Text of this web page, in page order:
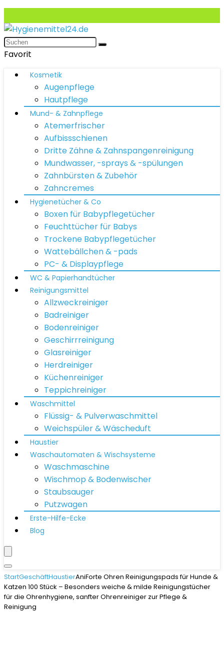
Favorit
Kosmetik
Augenpflege
Hautpflege
Mund- & Zahnpflege
Atemerfrischer
Aufbissschienen
Dritte Zähne & Zahnspangenreinigung
Mundwasser, -sprays & -spülungen
Zahnbürsten & Zubehör
Zahncremes
Hygienetücher & Co
Boxen für Babypflegetücher
Feuchttücher für Babys
Trockene Babypflegetücher
Wattebällchen & -pads
PC- & Displaypflege
WC & Papierhandtücher
Reinigungsmittel
Allzweckreiniger
Badreiniger
Bodenreiniger
Geschirrreinigung
Glasreiniger
Herdreiniger
Küchenreiniger
Teppichreiniger
Waschmittel
Flüssig- & Pulverwaschmittel
Weichspüler & Wäscheduft
Haustier
Waschautomaten & Wischsysteme
Waschmaschine
Wischmop & Bodenwischer
Staubsauger
Putzwagen
Erste-Hilfe-Ecke
Blog
StartGeschäftHaustierAniForte Ohren Reinigungspads für Hunde &
Katzen 100 Stück – Besonders weiche & milde Reinigungstücher
für die Ohrenhygiene, sanfter Ohrenreiniger zur Pflege &
Reinigung